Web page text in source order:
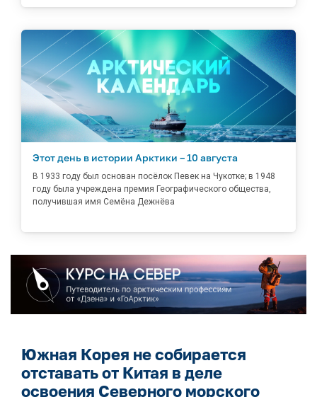
Этот день в истории Арктики – 10 августа
В 1933 году был основан посёлок Певек на Чукотке; в 1948
году была учреждена премия Географического общества,
получившая имя Семёна Дежнёва
Южная Корея не собирается
отставать от Китая в деле
освоения Северного морского